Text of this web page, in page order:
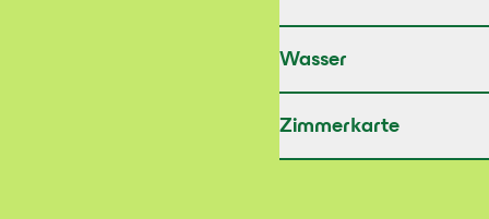
Wasser
Zimmerkarte